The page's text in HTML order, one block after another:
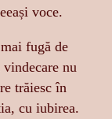
voce.
fugă de
nu
trăiesc în
cu iubirea.